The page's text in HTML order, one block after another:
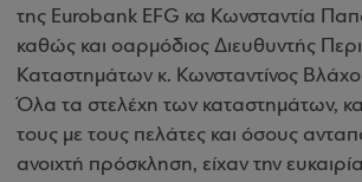
της Eurobank EFG κα Κωνσταντία
καθώς και οαρμόδιος Διευθυντής
Καταστημάτων κ. Κωνσταντίνος
Όλα τα στελέχη των καταστημάτων,
τους με τους πελάτες και όσους
ανοιχτή πρόσκληση, είχαν την